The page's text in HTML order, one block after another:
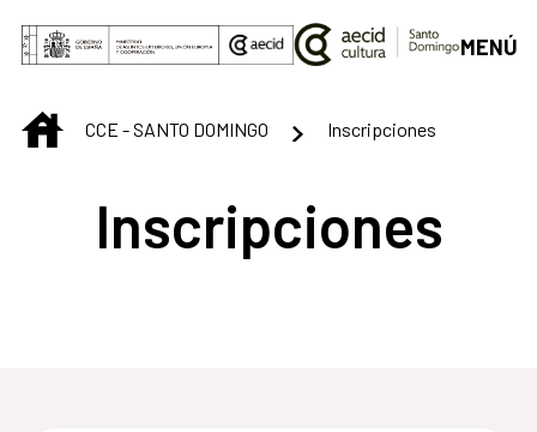
Saltar al contenido principal
MENÚ
INICIOCCE - SANTO DOMINGO Inscripciones
Inscripciones